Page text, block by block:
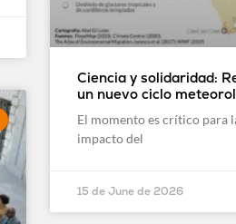
Ciencia y solidaridad:
un nuevo ciclo
El momento es crítico para
impacto del
15 de June de 2026